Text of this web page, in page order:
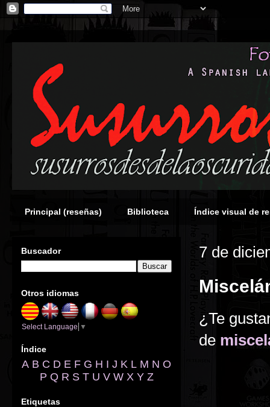
Principal (reseñas) Biblioteca Índice visual de
7 de
¿Te
de
Buscador
Otros idiomas
Select Language ▼
Índice
A B C D E F G H I J K L M N O
P Q R S T U V W X Y Z
Etiquetas